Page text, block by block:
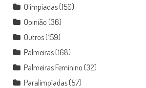
Olimpíadas(150)
Opinião (36)
Outros(159)
Palmeiras(168)
Palmeiras Feminino (32)
Paralimpíadas(57)